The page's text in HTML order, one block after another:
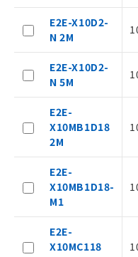
E2E-X10D2-
N 2M
E2E-X10D2-
N 5M
E2E-
X10MB1D18
2M
E2E-
X10MB1D18-
M1
E2E-
X10MC118
△
機器
当社制御機
本サービ
在庫状況お
記載して
準価格と
了承くださ
ムロン制
ご相談くだ
ください。